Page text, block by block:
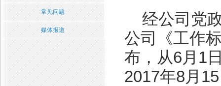
常见问题
媒体报道
经公司党
公司《工作
布，从6月1
2017年8月